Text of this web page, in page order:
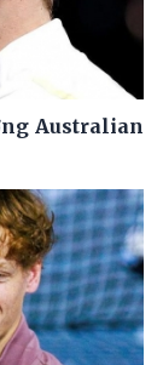
Australian